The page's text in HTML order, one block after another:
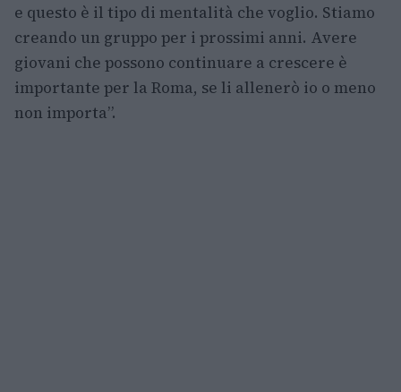
e questo è il tipo di mentalità che voglio. Stiamo
creando un gruppo per i prossimi anni. Avere
giovani che possono continuare a crescere è
importante per la Roma, se li allenerò io o meno
non importa”.